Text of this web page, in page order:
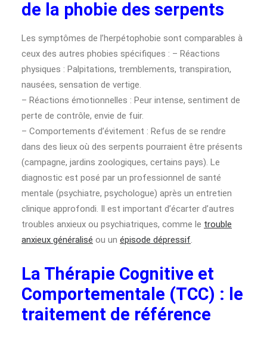
de la phobie des serpents
Les symptômes de l’herpétophobie sont comparables à
ceux des autres phobies spécifiques : – Réactions
physiques : Palpitations, tremblements, transpiration,
nausées, sensation de vertige.
– Réactions émotionnelles : Peur intense, sentiment de
perte de contrôle, envie de fuir.
– Comportements d’évitement : Refus de se rendre
dans des lieux où des serpents pourraient être présents
(campagne, jardins zoologiques, certains pays). Le
diagnostic est posé par un professionnel de santé
mentale (psychiatre, psychologue) après un entretien
clinique approfondi. Il est important d’écarter d’autres
troubles anxieux ou psychiatriques, comme le trouble
anxieux généralisé ou un épisode dépressif.
La Thérapie Cognitive et
Comportementale (TCC) : le
traitement de référence